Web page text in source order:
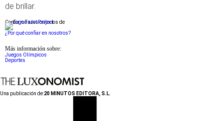
de brillar.
Conforme a los criterios de
¿Por qué confiar en nosotros?
Más información sobre:
Juegos Olímpicos
Deportes
Una publicación de:20 MINUTOS EDITORA, S.L.